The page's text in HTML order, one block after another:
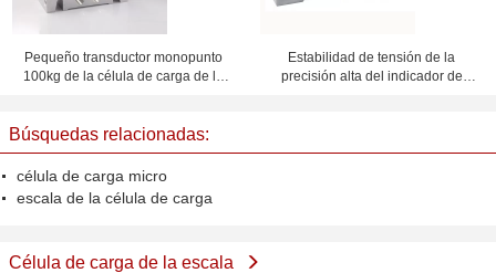
Pequeño transductor monopunto
100kg de la célula de carga de la
Estabilidad de tensión de la
precisión alta del indicador de
Búsquedas relacionadas:
célula de carga micro
escala de la célula de carga
Célula de carga de la escala